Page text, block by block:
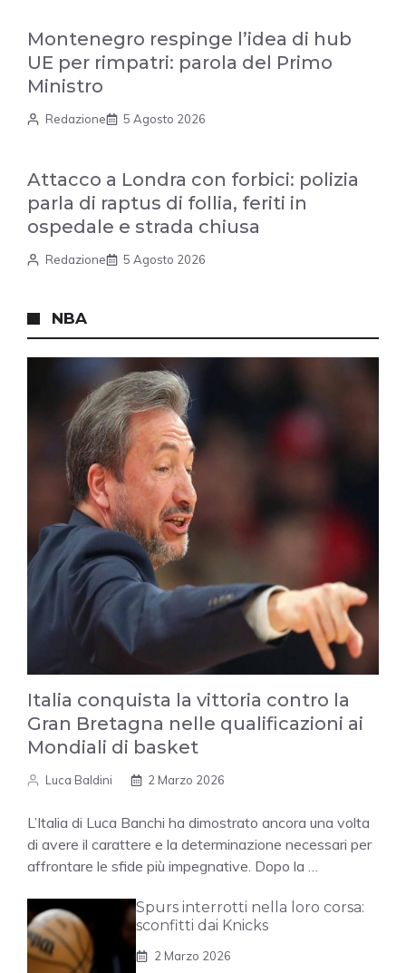
Montenegro respinge l’idea di hub
UE per rimpatri: parola del Primo
Ministro
Redazione 5 Agosto 2026
Attacco a Londra con forbici: polizia
parla di raptus di follia, feriti in
ospedale e strada chiusa
Redazione 5 Agosto 2026
NBA
Italia conquista la vittoria contro la
Gran Bretagna nelle qualificazioni ai
Mondiali di basket
Luca Baldini 2 Marzo 2026
L’Italia di Luca Banchi ha dimostrato ancora una volta
di avere il carattere e la determinazione necessari per
affrontare le sfide più impegnative. Dopo la …
Spurs interrotti nella loro corsa:
sconfitti dai Knicks
2 Marzo 2026